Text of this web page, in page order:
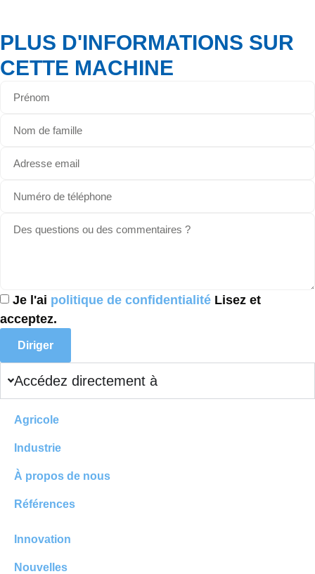
PLUS D'INFORMATIONS SUR
CETTE MACHINE
Je l'ai politique de confidentialité Lisez et
acceptez.
Diriger
Accédez directement à
Agricole
Industrie
À propos de nous
Références
Innovation
Nouvelles